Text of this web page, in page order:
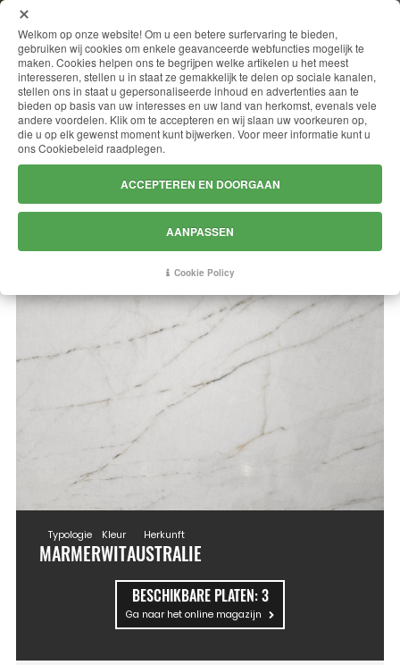
BIANCO AUSTRALE
Typologie
MARMER
Kleur
WIT
Herkunft
AUSTRALIE
BESCHIKBARE PLATEN:3
Ga naar het online magazijn
Welkom op onze website! Om u een betere surfervaring te bieden,
gebruiken wij cookies om enkele geavanceerde webfuncties mogelijk te
maken. Cookies helpen ons te begrijpen welke artikelen u het meest
interesseren, stellen u in staat ze gemakkelijk te delen op sociale kanalen,
stellen ons in staat u gepersonaliseerde inhoud en advertenties aan te
bieden op basis van uw interesses en uw land van herkomst, evenals vele
andere voordelen. Klik om te accepteren en wij slaan uw voorkeuren op,
die u op elk gewenst moment kunt bijwerken. Voor meer informatie kunt u
ons Cookiebeleid raadplegen.
ACCEPTEREN EN DOORGAAN
AANPASSEN
Cookie Policy